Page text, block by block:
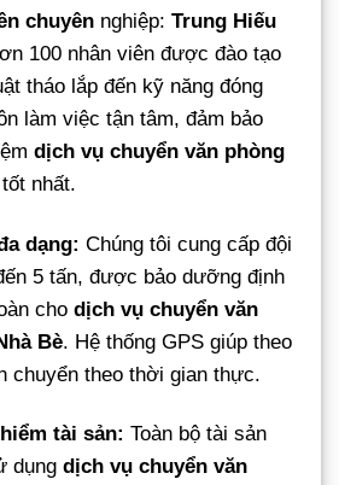
chuyên nghiệp: Trung Hiếu
100 nhân viên được đào tạo
tháo lắp đến kỹ năng đóng
làm việc tận tâm, đảm bảo
dịch vụ chuyển văn phòng
tốt nhất.
dạng: Chúng tôi cung cấp đội
5 tấn, được bảo dưỡng định
cho dịch vụ chuyển văn
Bè. Hệ thống GPS giúp theo
chuyển theo thời gian thực.
tài sản: Toàn bộ tài sản
dụng dịch vụ chuyển văn